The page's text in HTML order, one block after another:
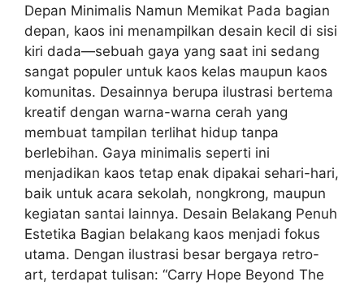
Depan Minimalis Namun Memikat Pada bagian
depan, kaos ini menampilkan desain kecil di sisi
kiri dada—sebuah gaya yang saat ini sedang
sangat populer untuk kaos kelas maupun kaos
komunitas. Desainnya berupa ilustrasi bertema
kreatif dengan warna-warna cerah yang
membuat tampilan terlihat hidup tanpa
berlebihan. Gaya minimalis seperti ini
menjadikan kaos tetap enak dipakai sehari-hari,
baik untuk acara sekolah, nongkrong, maupun
kegiatan santai lainnya. Desain Belakang Penuh
Estetika Bagian belakang kaos menjadi fokus
utama. Dengan ilustrasi besar bergaya retro-
art, terdapat tulisan: “Carry Hope Beyond The